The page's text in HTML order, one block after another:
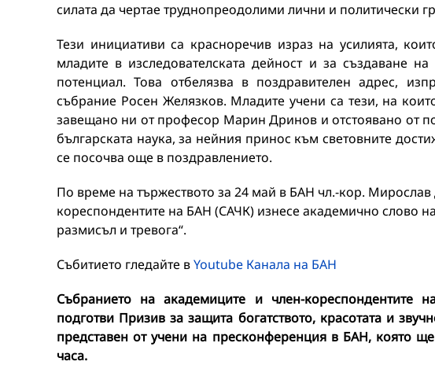
силата да чертае труднопреодолими лични и политически
Тези инициативи са красноречив израз на усилията,
младите в изследователската дейност и за създаване
потенциал. Това отбелязва в поздравителен адрес,
събрание Росен Желязков. Младите учени са тези, на
завещано ни от професор Марин Дринов и отстоявано от
българската наука, за нейния принос към световните
се посочва още в поздравлението.
По време на тържеството за 24 май в БАН чл.-кор.
кореспондентите на БАН (САЧК) изнесе академично слово
размисъл и тревога“.
Събитието гледайте вYoutube Канала на БАН
Събранието на академиците и член-кореспондентите
подготви Призив за защита богатството, красотата и
представен от учени на пресконференция в БАН, която
часа.